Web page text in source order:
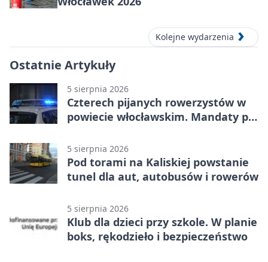
Kolejne wydarzenia
Ostatnie Artykuły
5 sierpnia 2026
Czterech pijanych rowerzystów w
powiecie włocławskim. Mandaty po
5 sierpnia 2026
Pod torami na Kaliskiej powstanie
tunel dla aut, autobusów i rowerów
5 sierpnia 2026
Klub dla dzieci przy szkole. W planie
boks, rękodzieło i bezpieczeństwo